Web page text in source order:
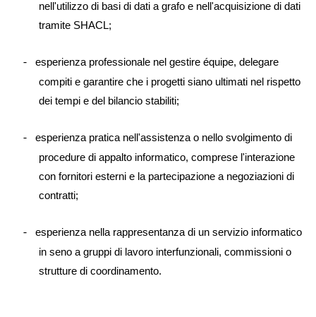
nell'utilizzo di basi di dati a grafo e nell'acquisizione di dati
tramite SHACL;
­-
esperienza professionale nel gestire équipe, delegare
compiti e garantire che i progetti siano ultimati nel rispetto
dei tempi e del bilancio stabiliti;
-­
esperienza pratica nell'assistenza o nello svolgimento di
procedure di appalto informatico, comprese l'interazione
con fornitori esterni e la partecipazione a negoziazioni di
contratti;
-­
esperienza nella rappresentanza di un servizio informatico
in seno a gruppi di lavoro interfunzionali, commissioni o
strutture di coordinamento.